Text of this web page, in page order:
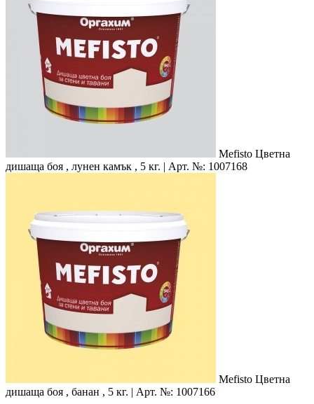
Mefisto Цветна
дишаща боя , лунен камък , 5 кг. | Арт. №: 1007168
Mefisto Цветна
дишаща боя , банан , 5 кг. | Арт. №: 1007166